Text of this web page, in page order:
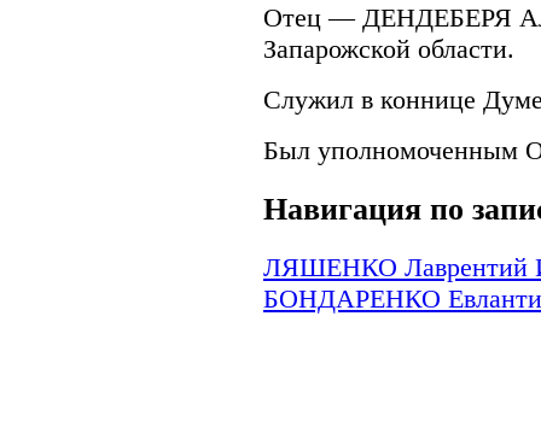
Отец — ДЕНДЕБЕРЯ
Запарожской области.
Служил в коннице
Был уполномоченным
Навигация по
ЛЯШЕНКО Лаврентий
БОНДАРЕНКО